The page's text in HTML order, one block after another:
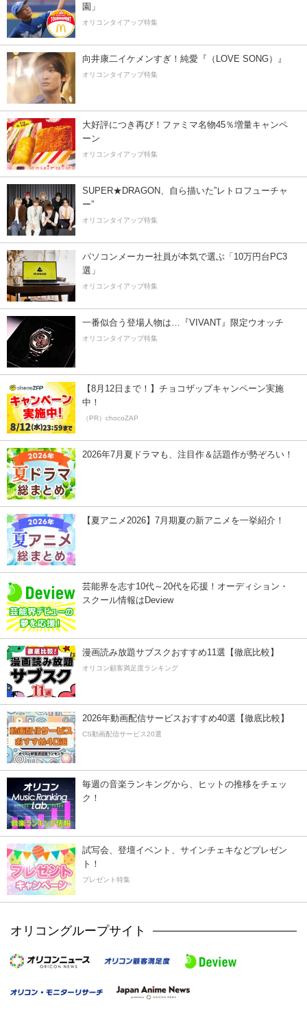
園」
オリコンタイアップ特集
向井康二イケメンすぎ！純愛『（LOVE SONG）』
オリコンタイアップ特集
大好評につき再び！ファミマ名物45％増量キャンペ
ーン
オリコンタイアップ特集
SUPER★DRAGON、自ら描いた”レトロフューチャ
ー”
オリコンタイアップ特集
パソコンメーカー社員が本気で選ぶ「10万円台PC3
選」
オリコンタイアップ特集
一番似合う登場人物は…『VIVANT』限定ウオッチ
オリコンタイアップ特集
【8月12日まで！】チョコザップキャンペーン実施
中！
（PR）chocoZAP
2026年7月夏ドラマも、注目作＆話題作が勢ぞろい！
【夏アニメ2026】7月期夏の新アニメを一挙紹介！
芸能界を志す10代～20代を応援！オーディション・
スクール情報はDeview
漫画読み放題サブスクおすすめ11選【徹底比較】
オリコン顧客満足度ランキング
2026年動画配信サービスおすすめ40選【徹底比較】
CS動画配信サービス20選
毎週の音楽ランキングから、ヒットの推移をチェッ
ク！
試写会、登壇イベント、サインチェキなどプレゼン
ト！
プレゼント特集
オリコングループサイト